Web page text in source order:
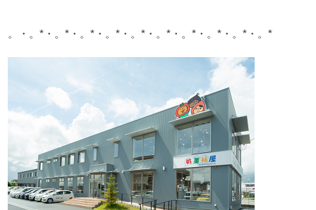
。・。*・。*・。*・。*・。*・。*・。*・。*・。*・。*